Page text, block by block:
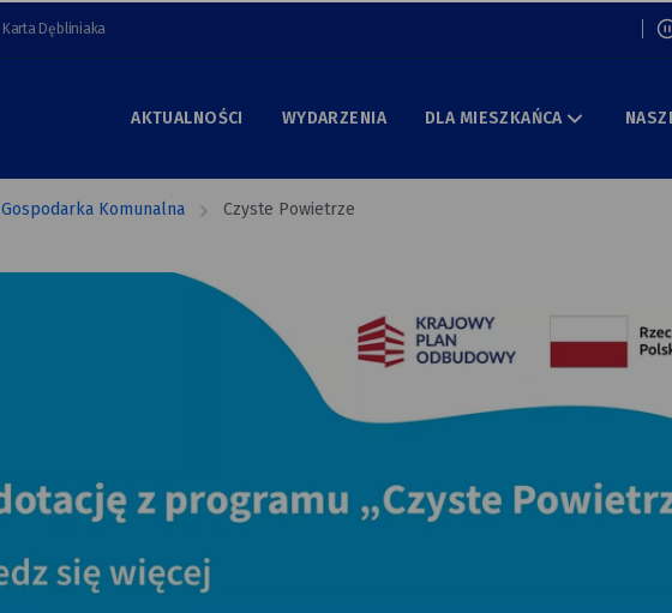
Karta Dębliniaka
AKTUALNOŚCI WYDARZENIA DLA MIESZKAŃCA
Gospodarka Komunalna Czyste Powietrze